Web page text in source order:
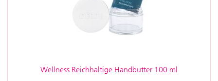
Wellness Reichhaltige Handbutter 100 ml